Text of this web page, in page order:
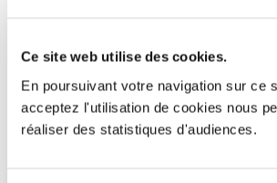
Ce site web utilise des cookies.
En poursuivant votre navigation sur ce
acceptez l'utilisation de cookies nous
réaliser des statistiques d'audiences.
Transport – mise en marché
Abattoir